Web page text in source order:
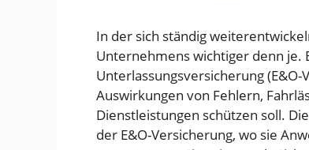
In der sich ständig
Unternehmens wichtiger denn je.
Unterlassungsversicherung
Auswirkungen von Fehlern,
Dienstleistungen schützen soll.
der E&O-Versicherung, wo sie